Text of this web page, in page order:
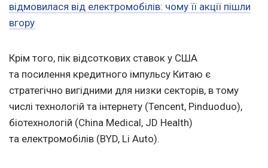
відмовилася від електромобілів: чому її акції пішли
вгору
Крім того, пік відсоткових ставок у США
та посилення кредитного імпульсу Китаю є
стратегічно вигідними для низки секторів, в тому
числі технологій та інтернету (Tencent, Pinduoduo),
біотехнологій (China Medical, JD Health)
та електромобілів (BYD, Li Auto).